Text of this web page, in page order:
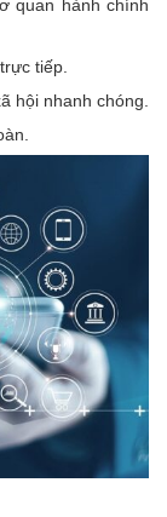
quan hành chính
tiếp.
hội nhanh chóng.